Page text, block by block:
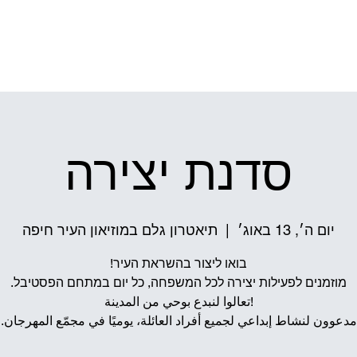
סדנת יצירה
יום ה׳, 13 באוג׳ תיאטרון גלם במוזיאון העיר חיפה
مدعوون لنشاط إبداعي لجميع أفراد العائلة، يوميًا في مجمّع المهرجان.